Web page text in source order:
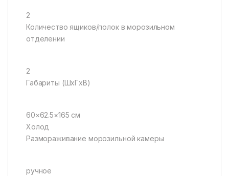
2
Количество ящиков/полок в морозильном
отделении
2
Габариты (ШxГxВ)
60×62.5×165 см
Холод
Размораживание морозильной камеры
ручное